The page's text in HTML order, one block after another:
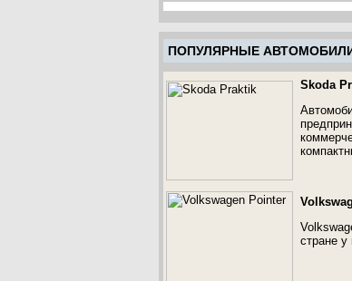
ПОПУЛЯРНЫЕ
Skoda
стране у